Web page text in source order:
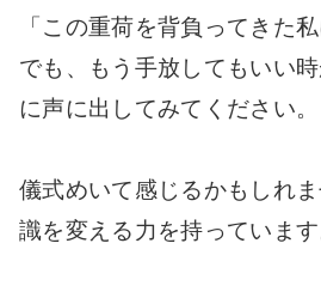
「この重荷を背負ってきた
でも、もう手放してもいい
に声に出してみてください。
儀式めいて感じるかもしれ
識を変える力を持っています